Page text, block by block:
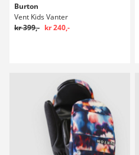
Burton
Vent Kids Vanter
kr 399,- kr 240,-